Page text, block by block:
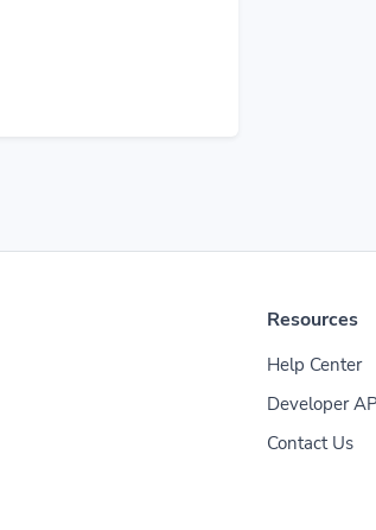
Resources
Help Center
Developer
Contact Us